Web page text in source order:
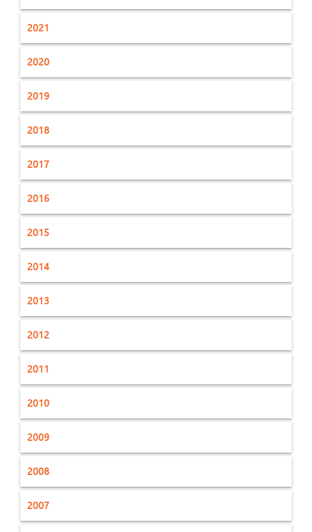
2021
2020
2019
2018
2017
2016
2015
2014
2013
2012
2011
2010
2009
2008
2007